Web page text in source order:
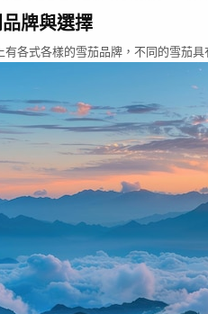
牌與選擇
有各式各樣的雪茄品牌，不同的雪茄